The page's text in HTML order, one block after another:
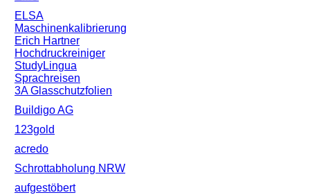
ELSA
Maschinenkalibrierung
Erich Hartner
Hochdruckreiniger
StudyLingua
Sprachreisen
3A Glasschutzfolien
Buildigo AG
123gold
acredo
Schrottabholung NRW
aufgestöbert